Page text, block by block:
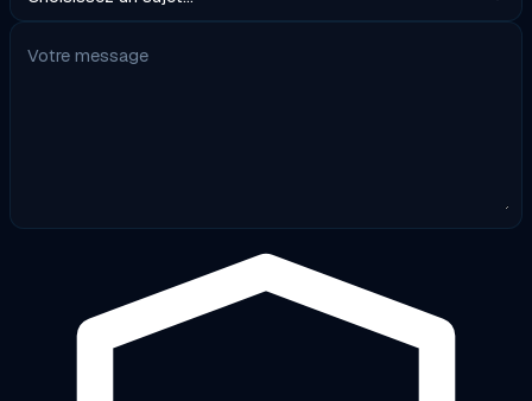
Votre message